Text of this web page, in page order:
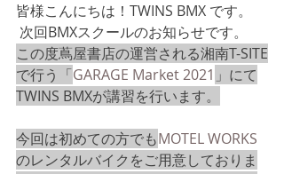
皆様こんにちは！TWINS BMX です。
次回BMXスクールのお知らせです。
この度蔦屋書店の運営される湘南T-SITE
で行う「GARAGE Market 2021 」にて
TWINS BMXが講習を行います。
今回は初めての方でもMOTEL WORKS
のレンタルバイクをご用意しておりま